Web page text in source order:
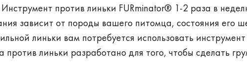
против линьки FURminator® 1-2 раза в
зависит от породы вашего питомца, состояния его
линьки вам потребуется использовать инструмент
линьки разработано для того, чтобы сделать